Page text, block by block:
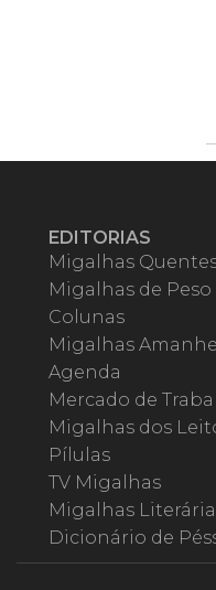
EDITORIAS
Migalhas
Migalhas de Peso
Colunas
Migalhas
Agenda
Mercado de
Migalhas dos
Pílulas
TV Migalhas
Migalhas
Dicionário de